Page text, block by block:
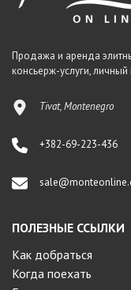
Продажа и аренда
консьерж-услуги,
Tivat, Montenegro
+382-69-223-436
ПОЛЕЗНЫЕ ССЫЛКИ
Как добраться
Когда поехать